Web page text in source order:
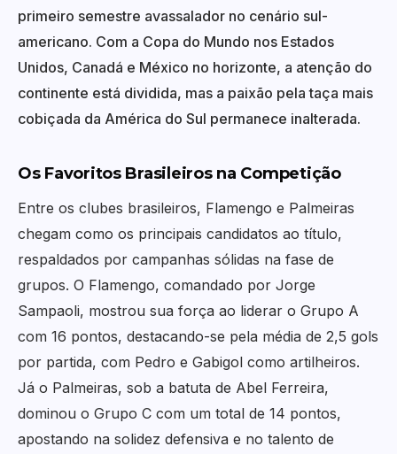
primeiro semestre avassalador no cenário sul-
americano. Com a Copa do Mundo nos Estados
Unidos, Canadá e México no horizonte, a atenção do
continente está dividida, mas a paixão pela taça mais
cobiçada da América do Sul permanece inalterada.
Os Favoritos Brasileiros na Competição
Entre os clubes brasileiros, Flamengo e Palmeiras
chegam como os principais candidatos ao título,
respaldados por campanhas sólidas na fase de
grupos. O Flamengo, comandado por Jorge
Sampaoli, mostrou sua força ao liderar o Grupo A
com 16 pontos, destacando-se pela média de 2,5 gols
por partida, com Pedro e Gabigol como artilheiros.
Já o Palmeiras, sob a batuta de Abel Ferreira,
dominou o Grupo C com um total de 14 pontos,
apostando na solidez defensiva e no talento de